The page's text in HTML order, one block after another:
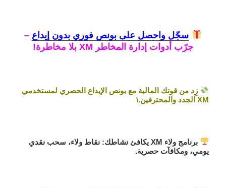
سجّل واحصل على بونص فوري بدون إيداع –
جرّب أدوات إدارة المخاطر XM بلا مخاطرة!
زِد من قوتك المالية مع بونص الإيداع الحصري لمستخدمي
XM الجدد والمحترفين.\
برنامج ولاء XM يكافئ نشاطك: نقاط ولاء، سحب نقدي
يومي، ومكافآت حصرية.